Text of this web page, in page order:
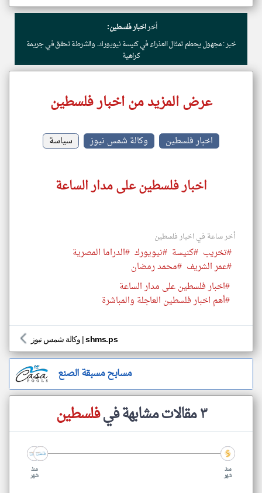
أخراخبار فلسطين:
خبر : مجهول يحطم تمثال العذراء في كنيسة نيويورك.. والشرطة تحقق في جريمة
كراهية
عرض المزيد من اخبار فلسطين
اخبار فلسطين وكالة شمس نيوز سياسة
اخبار فلسطين على مدار الساعة
أخر ساعة في اخبار فلسطين
#تخريب #كنيسة #نيويورك #الدراما المصرية
#عمر الشريف #محمد رمضان
#اخبار فلسطين على مدار الساعة
#أهم اخبار فلسطين العاجلة والمباشرة
وكالة شمس نيوز |shms.ps
مسابح مسبقة الصنع
٣ مقالات مشابهة في فلسطين
منذ
شهر
منذ
شهر